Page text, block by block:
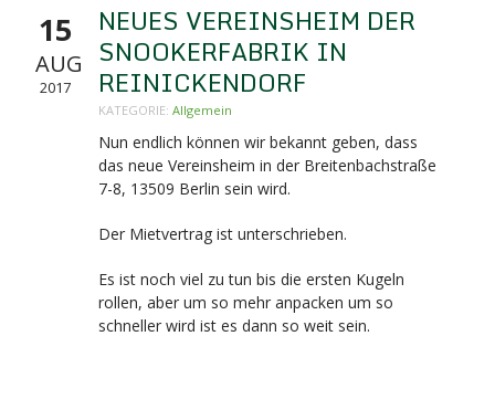
15
AUG
2017
NEUES VEREINSHEIM DER
SNOOKERFABRIK IN
REINICKENDORF
KATEGORIE: Allgemein
Nun endlich können wir bekannt geben, dass
das neue Vereinsheim in der Breitenbachstraße
7-8, 13509 Berlin sein wird.
Der Mietvertrag ist unterschrieben.
Es ist noch viel zu tun bis die ersten Kugeln
rollen, aber um so mehr anpacken um so
schneller wird ist es dann so weit sein.